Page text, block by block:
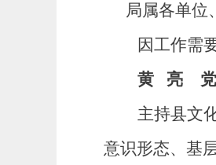
局属各单位
因工作需
黄
亮
主持县文
意识形态、基